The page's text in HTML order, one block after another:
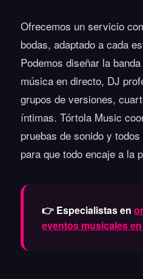
Ofrecemos un servicio
bodas, adaptado a cada
Podemos diseñar la
música en directo, DJ
grupos de versiones,
íntimas. Tórtola Music
pruebas de sonido y
para que todo encaje a la
👉 Especialistas en
eventos musicales